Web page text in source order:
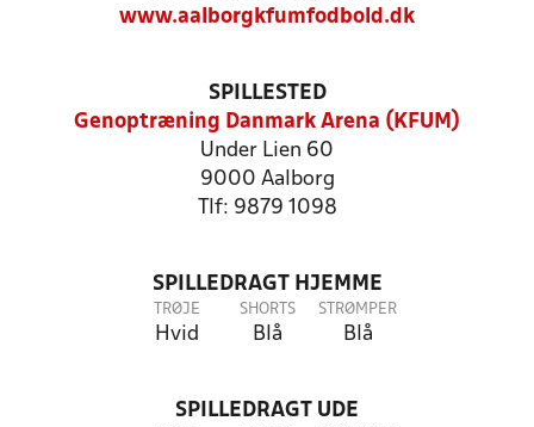
www.aalborgkfumfodbold.dk
SPILLESTED
Genoptræning Danmark Arena (KFUM)
Under Lien 60
9000 Aalborg
Tlf: 9879 1098
SPILLEDRAGT HJEMME
TRØJE
Hvid
SHORTS
Blå
STRØMPER
Blå
SPILLEDRAGT UDE